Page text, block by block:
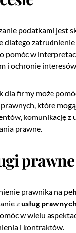
podatkami jest
dlatego zatrudnienie
pomóc w
i ochronie
dla firmy może
które
komunikację z
prawne.
prawnika na
zusług
w wielu
i kontraktów.